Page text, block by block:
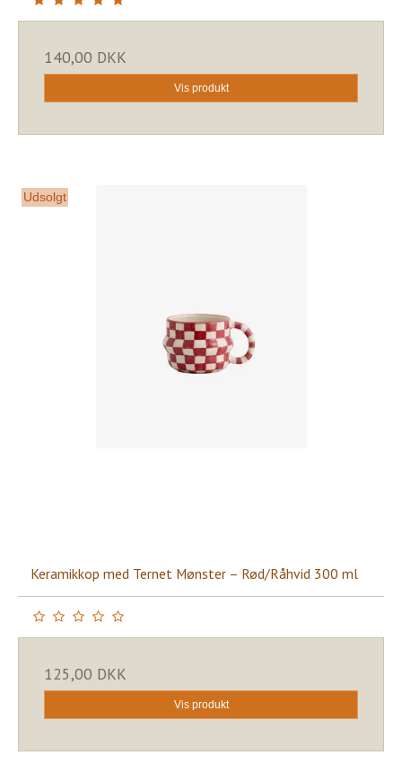
140,00 DKK
Vis produkt
Udsolgt
Keramikkop med Ternet Mønster – Rød/Råhvid 300 ml
125,00 DKK
Vis produkt